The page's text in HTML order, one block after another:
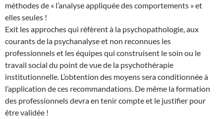
méthodes de « l’analyse appliquée des comportements » et
elles seules !
Exit les approches qui réfèrent à la psychopathologie, aux
courants de la psychanalyse et non reconnues les
professionnels et les équipes qui construisent le soin ou le
travail social du point de vue de la psychothérapie
institutionnelle. L’obtention des moyens sera conditionnée à
l’application de ces recommandations. De même la formation
des professionnels devra en tenir compte et le justifier pour
être validée !